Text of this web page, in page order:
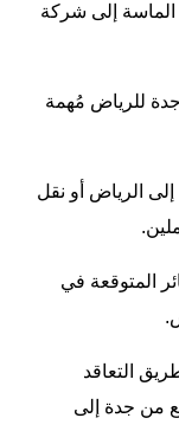
الماسة إلى شركة
للرياض مُهمة
الرياض أو نقل
المتوقعة في
التعاقد
من جدة إلى